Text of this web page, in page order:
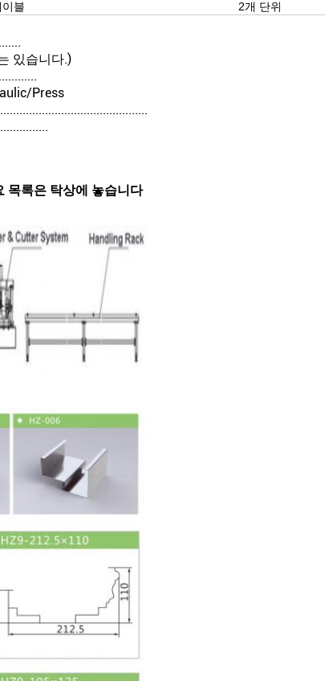
블
2개 단위
있습니다.)
Press
목록은 탁상에 놓습니다